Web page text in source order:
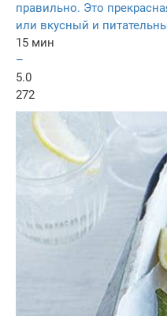
правильно. Это
или вкусный и
15 мин
–
5.0
272